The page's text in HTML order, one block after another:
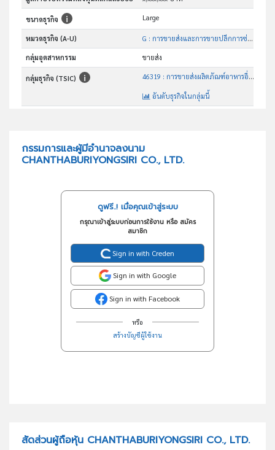
ขนาดธุรกิจ Large
หมวดธุรกิจ (A-U) G : การขายส่งและการขายปลีกการซ่อมยานยนต์และ จักรยานยนต์
กลุ่มอุตสาหกรรม ขายส่ง
กลุ่มธุรกิจ (TSIC) 46319 : การขายส่งผลิตภัณฑ์อาหารอื่นๆซึ่งมิได้จัดประเภทไว้ในที่อื่น
อันดับธุรกิจในกลุ่มนี้
กรรมการและผู้มีอำนาจลงนาม
CHANTHABURIYONGSIRI CO., LTD.
ดูฟรี..! เมื่อคุณเข้าสู่ระบบ
กรุณาเข้าสู่ระบบก่อนการใช้งาน หรือ สมัคร
สมาชิก
Sign in with Creden
Sign in with Google
Sign in with Facebook
หรือ
สร้างบัญชีผู้ใช้งาน
สัดส่วนผู้ถือหุ้น CHANTHABURIYONGSIRI CO., LTD.